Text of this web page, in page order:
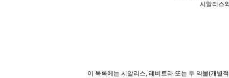
시알리스
이 목록에는 시알리스, 레비트라 또는 두 약물(개별